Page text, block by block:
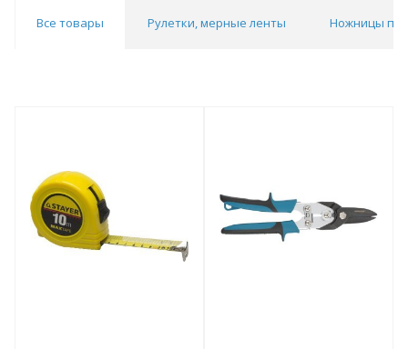
Все товары Рулетки, мерные ленты Ножницы по